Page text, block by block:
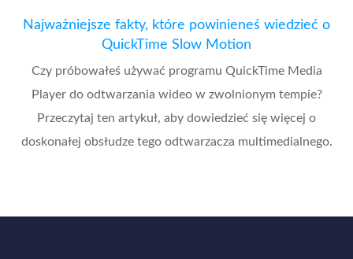
Najważniejsze fakty, które powinieneś wiedzieć o
QuickTime Slow Motion
Czy próbowałeś używać programu QuickTime Media
Player do odtwarzania wideo w zwolnionym tempie?
Przeczytaj ten artykuł, aby dowiedzieć się więcej o
doskonałej obsłudze tego odtwarzacza multimedialnego.